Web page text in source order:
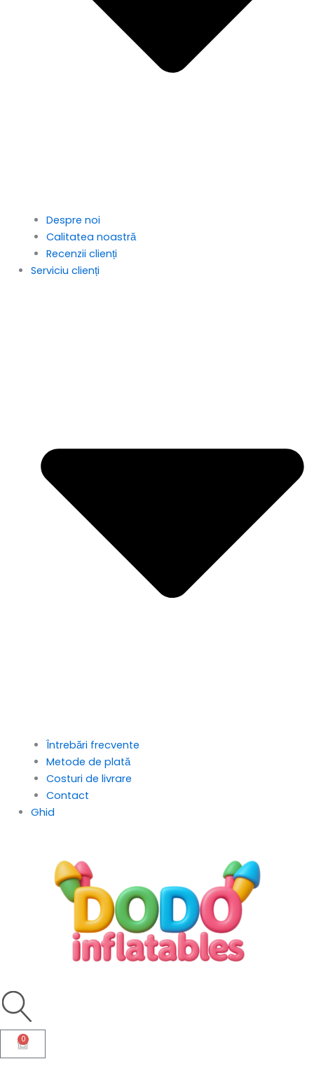
Despre noi
Calitatea noastră
Recenzii clienți
Serviciu clienți
Întrebări frecvente
Metode de plată
Costuri de livrare
Contact
Ghid
0
Cart